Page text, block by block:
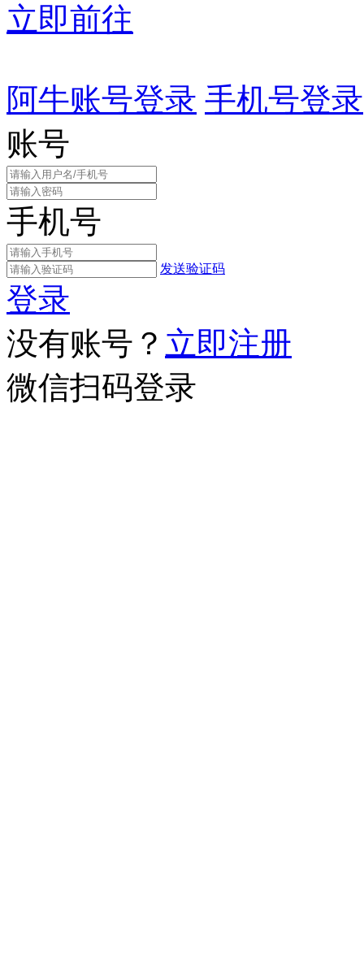
立即前往
阿牛账号登录 手机号登录
账号
手机号
发送验证码
登录
没有账号？ 立即注册
微信扫码登录